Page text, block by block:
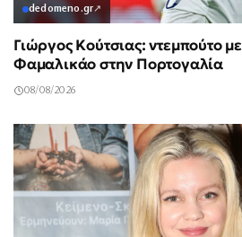
dedomeno.gr↗
Γιώργος Κούτσιας: ντεμπούτο
Φαμαλικάο στην Πορτογαλία
08/08/2026